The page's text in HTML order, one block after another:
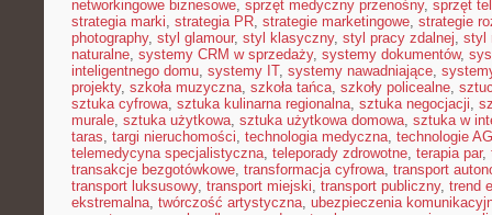
networkingowe biznesowe, sprzęt medyczny przenośny, sprzęt
strategia marki, strategia PR, strategie marketingowe, strategie
photography, styl glamour, styl klasyczny, styl pracy zdalnej, styl
naturalne, systemy CRM w sprzedaży, systemy dokumentów,
inteligentnego domu, systemy IT, systemy nawadniające,
projekty, szkoła muzyczna, szkoła tańca, szkoły policealne,
sztuka cyfrowa, sztuka kulinarna regionalna, sztuka negocjacji,
murale, sztuka użytkowa, sztuka użytkowa domowa, sztuka w
taras, targi nieruchomości, technologia medyczna, technologie
telemedycyna specjalistyczna, teleporady zdrowotne, terapia par,
transakcje bezgotówkowe, transformacja cyfrowa, transport
transport luksusowy, transport miejski, transport publiczny, trend
ekstremalna, twórczość artystyczna, ubezpieczenia